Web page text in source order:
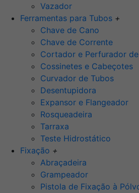
Vazador
Ferramentas para Tubos +
Chave de Cano
Chave de Corrente
Cortador e Perfurador
Cossinetes e Cabeçotes
Curvador de Tubos
Desentupidora
Expansor e Flangeador
Rosqueadeira
Tarraxa
Teste Hidrostático
Fixação +
Abraçadeira
Grampeador
Pistola de Fixação à